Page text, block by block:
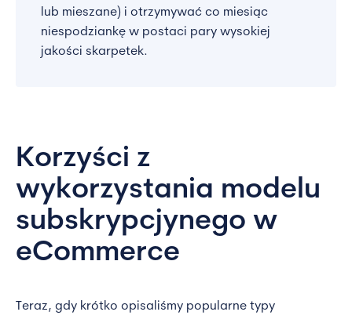
lub mieszane) i otrzymywać co miesiąc
niespodziankę w postaci pary wysokiej
jakości skarpetek.
Korzyści z
wykorzystania modelu
subskrypcjynego w
eCommerce
Teraz, gdy krótko opisaliśmy popularne typy